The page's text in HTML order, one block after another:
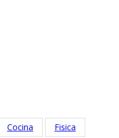
Cocina
Fisica